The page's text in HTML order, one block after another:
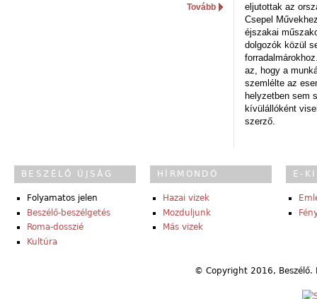
Tovább
eljutottak az
Csepel
éjszakai
dolgozók közül
az, hogy a
szemlélte az
helyzetben sem
kívülállóként
szerző.
BESZÉLŐ ÚJSÁG
Folyamatos jelen
Beszélő-beszélgetés
Roma-dosszié
Kultúra
HÍRMONDÓ
Hazai vizek
Mozduljunk
Más vizek
E-
© Copyright 2016,